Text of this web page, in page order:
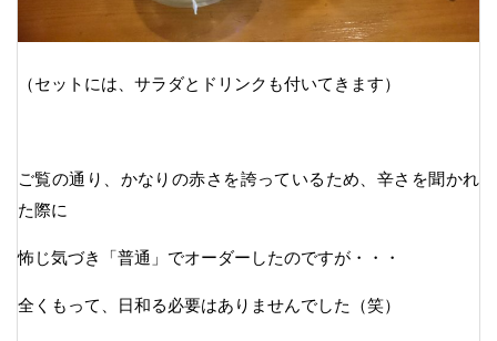
（セットには、サラダとドリンクも付いてきます）
ご覧の通り、かなりの赤さを誇っているため、辛さを聞かれ
た際に
怖じ気づき「普通」でオーダーしたのですが・・・
全くもって、日和る必要はありませんでした（笑）